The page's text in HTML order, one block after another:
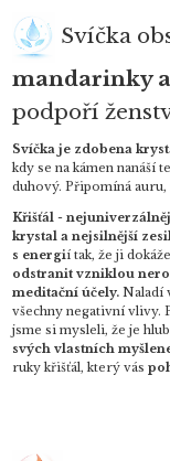
Svíčka
mandarinky
podpoří
Svíčka je zdobena
kdy se na kámen nanáší
duhový. Připomíná auru,
Křišťál -
krystal a nejsilnější
s energií tak, že ji
odstranit vzniklou
meditační účely. Naladí
všechny negativní vlivy.
jsme si mysleli, že je
svých vlastních
ruky křišťál, který vás